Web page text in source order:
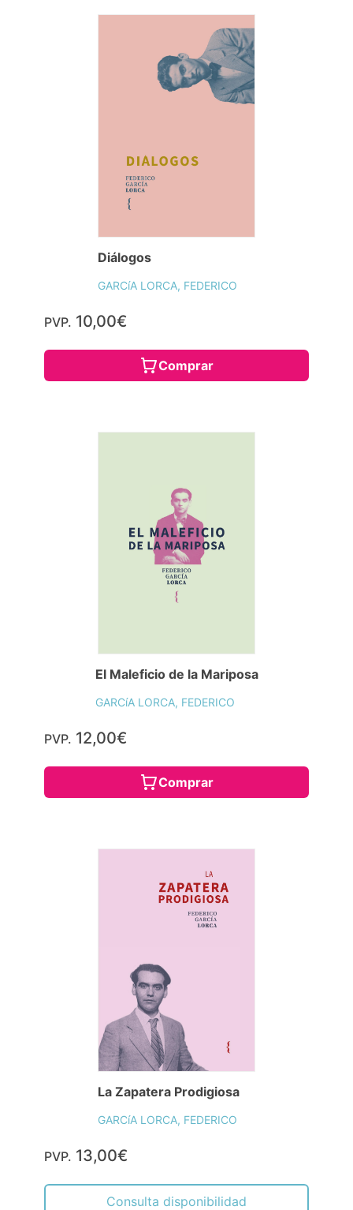
Diálogos
GARCíA LORCA, FEDERICO
PVP. 10,00€
Comprar
El Maleficio de la Mariposa
GARCíA LORCA, FEDERICO
PVP. 12,00€
Comprar
La Zapatera Prodigiosa
GARCíA LORCA, FEDERICO
PVP. 13,00€
Consulta disponibilidad